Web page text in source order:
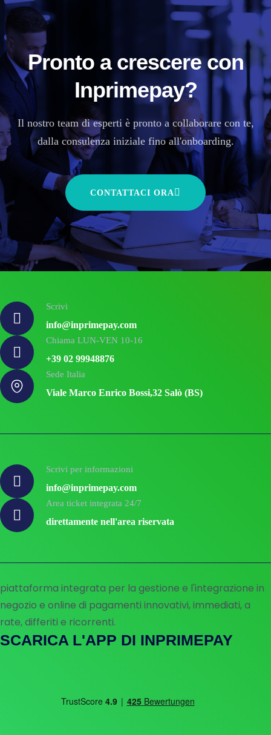
Pronto a crescere con
Inprimepay?
Il nostro team di esperti è pronto a collaborare con te,
dalla consulenza iniziale fino all'onboarding.
CONTATTACI ORA
Scrivi
info@inprimepay.com
Chiama LUN-VEN 10-16
+39 02 99948876
Sede Italia
Viale Marco Enrico Bossi,32 Salò (BS)
Scrivi per informazioni
info@inprimepay.com
Area ticket integrata 24/7
direttamente nell'area riservata
piattaforma integrata per la gestione e l'integrazione in
negozio e online di pagamenti innovativi, immediati, a
rate, differiti e ricorrenti.
SCARICA L'APP DI INPRIMEPAY